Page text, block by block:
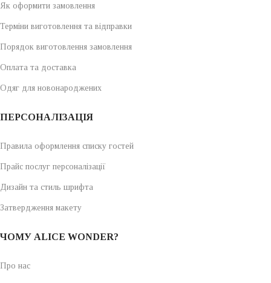
Як оформити замовлення
Терміни виготовлення та відправки
Порядок виготовлення замовлення
Оплата та доставка
Одяг для новонароджених
ПЕРСОНАЛІЗАЦІЯ
Правила оформлення списку гостей
Прайс послуг персоналізації
Дизайн та стиль шрифта
Затвердження макету
ЧОМУ ALICE WONDER?
Про нас